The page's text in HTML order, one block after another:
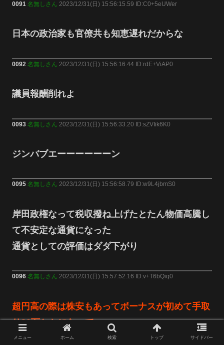
0091 名無しさん 2023/12/31(日) 15:56:15.59 ID:C0+5eUWer
日本の政治家も官僚共も知恵遅れだからな
0092 名無しさん 2023/12/31(日) 15:56:16.44 ID:rdE+ViAP0
議員報酬削れよ
0093 名無しさん 2023/12/31(日) 15:56:33.20 ID:sZVIik6K0
ジンバブエーーーーーーン
0095 名無しさん 2023/12/31(日) 15:56:58.79 ID:w9L4jbmS0
岸田政権なって税収撥ね上げたとたん物価高騰し
て不安定な通貨になった
通貨としての評価はダダ下がり
0096 名無しさん 2023/12/31(日) 15:57:52.16 ID:v+T6bQiq0
超円高の際は株安もあってボーナスが初めて手取
り30万とかになって
絶望したけど、昨年末から3回連続過去最大の収
メニュー ホーム 検索 トップ サイドバー